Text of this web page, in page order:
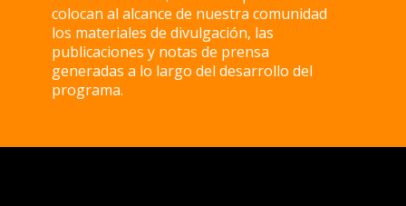
colocan al alcance de nuestra comunidad
los materiales de divulgación, las
publicaciones y notas de prensa
generadas a lo largo del desarrollo del
programa.